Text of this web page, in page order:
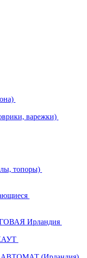
варежки)
топоры)
Ирландия